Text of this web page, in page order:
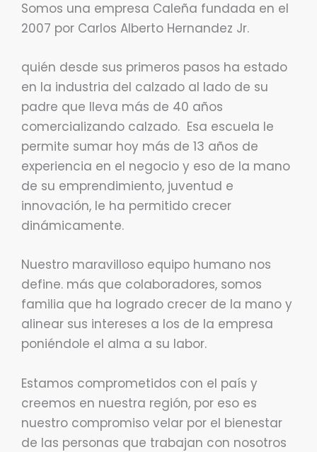
Somos una empresa Caleña fundada en el
2007 por Carlos Alberto Hernandez Jr.
quién desde sus primeros pasos ha estado
en la industria del calzado al lado de su
padre que lleva más de 40 años
comercializando calzado. Esa escuela le
permite sumar hoy más de 13 años de
experiencia en el negocio y eso de la mano
de su emprendimiento, juventud e
innovación, le ha permitido crecer
dinámicamente.
Nuestro maravilloso equipo humano nos
define. más que colaboradores, somos
familia que ha logrado crecer de la mano y
alinear sus intereses a los de la empresa
poniéndole el alma a su labor.
Estamos comprometidos con el país y
creemos en nuestra región, por eso es
nuestro compromiso velar por el bienestar
de las personas que trabajan con nosotros